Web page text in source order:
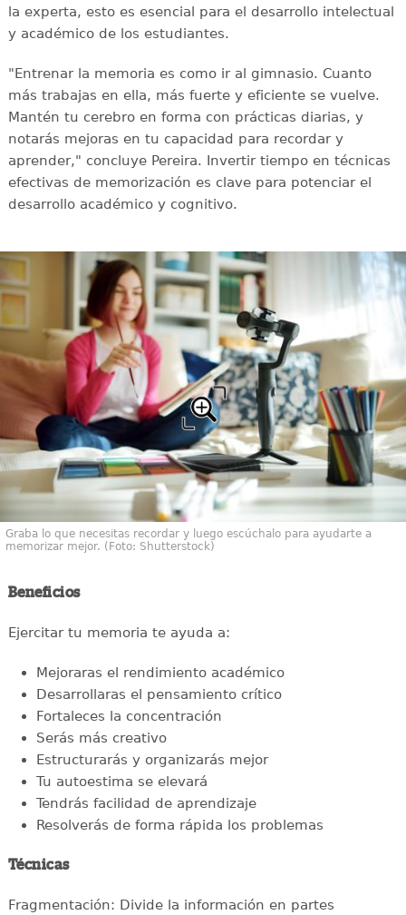
la experta, esto es esencial para el desarrollo intelectual
y académico de los estudiantes.
"Entrenar la memoria es como ir al gimnasio. Cuanto
más trabajas en ella, más fuerte y eficiente se vuelve.
Mantén tu cerebro en forma con prácticas diarias, y
notarás mejoras en tu capacidad para recordar y
aprender," concluye Pereira. Invertir tiempo en técnicas
efectivas de memorización es clave para potenciar el
desarrollo académico y cognitivo.
Graba lo que necesitas recordar y luego escúchalo para ayudarte a
memorizar mejor. (Foto: Shutterstock)
Beneficios
Ejercitar tu memoria te ayuda a:
Mejoraras el rendimiento académico
Desarrollaras el pensamiento crítico
Fortaleces la concentración
Serás más creativo
Estructurarás y organizarás mejor
Tu autoestima se elevará
Tendrás facilidad de aprendizaje
Resolverás de forma rápida los problemas
Técnicas
Fragmentación: Divide la información en partes